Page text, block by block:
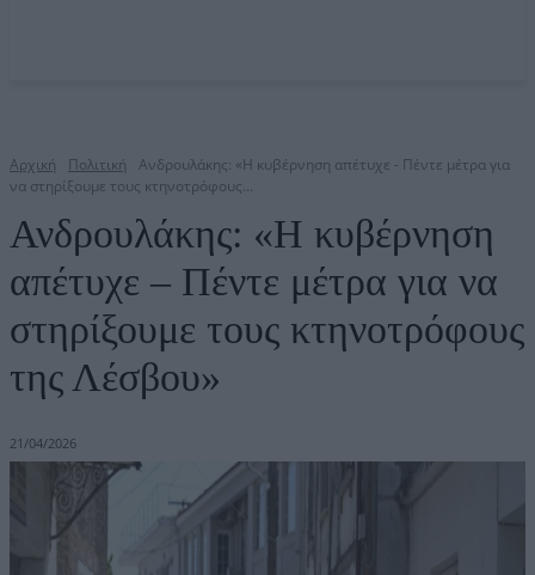
Αρχική Πολιτική
Ανδρουλάκης: «Η κυβέρνηση απέτυχε - Πέντε μέτρα για
να στηρίξουμε τους κτηνοτρόφους...
Ανδρουλάκης: «Η κυβέρνηση
απέτυχε – Πέντε μέτρα για να
στηρίξουμε τους κτηνοτρόφους
της Λέσβου»
21/04/2026